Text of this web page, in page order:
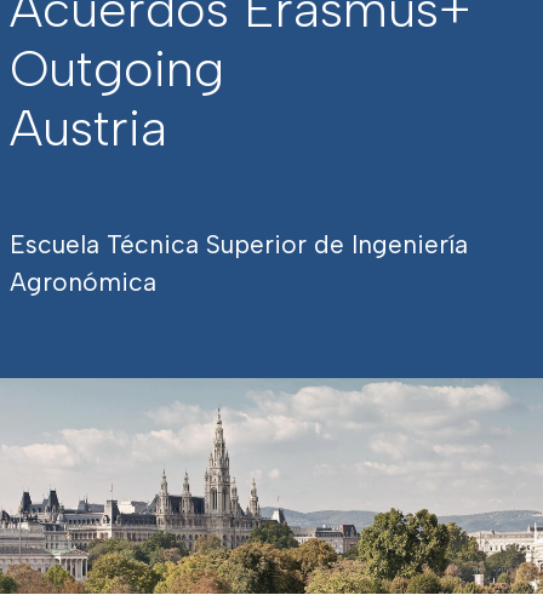
Outgoing
Austria
Escuela Técnica Superior de Ingeniería
Agronómica